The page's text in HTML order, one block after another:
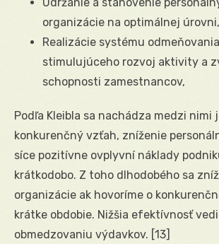
organizácie na optimálnej úrovni,
Realizácie systému
stimulujúceho rozvoj aktivity a
schopnosti zamestnancov,
Podľa Kleibla sa nachádza medzi nimi
konkurenčný vzťah, zníženie
síce pozitívne ovplyvní náklady
krátkodobo. Z toho dlhodobého sa
organizácie ak hovoríme o
krátke obdobie. Nižšia efektívnosť
obmedzovaniu výdavkov. [13]